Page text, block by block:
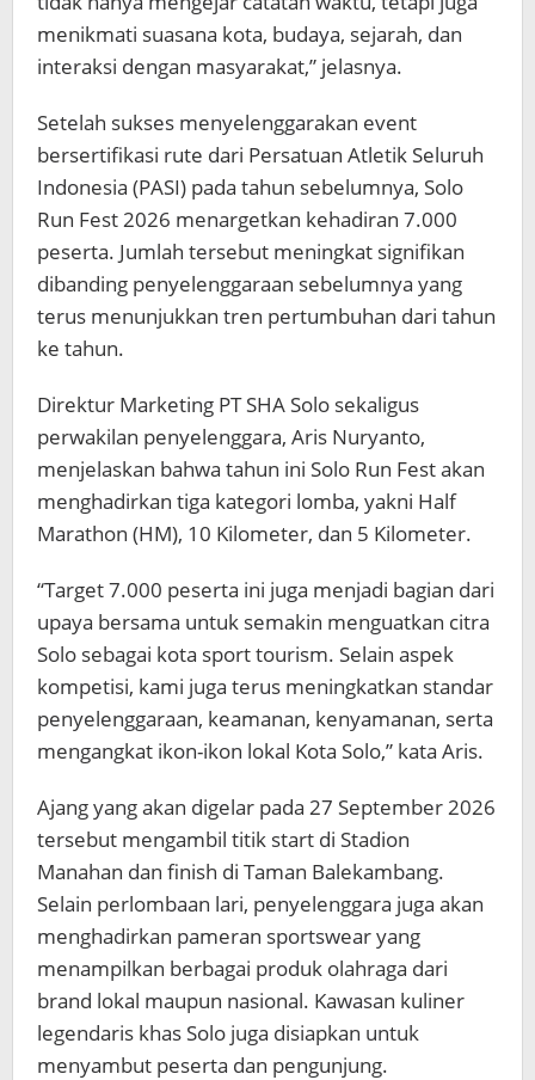
menikmati suasana kota, budaya, sejarah, dan
interaksi dengan masyarakat,” jelasnya.
Setelah sukses menyelenggarakan event
bersertifikasi rute dari Persatuan Atletik Seluruh
Indonesia (PASI) pada tahun sebelumnya, Solo
Run Fest 2026 menargetkan kehadiran 7.000
peserta. Jumlah tersebut meningkat signifikan
dibanding penyelenggaraan sebelumnya yang
terus menunjukkan tren pertumbuhan dari tahun
ke tahun.
Direktur Marketing PT SHA Solo sekaligus
perwakilan penyelenggara, Aris Nuryanto,
menjelaskan bahwa tahun ini Solo Run Fest akan
menghadirkan tiga kategori lomba, yakni Half
Marathon (HM), 10 Kilometer, dan 5 Kilometer.
“Target 7.000 peserta ini juga menjadi bagian dari
upaya bersama untuk semakin menguatkan citra
Solo sebagai kota sport tourism. Selain aspek
kompetisi, kami juga terus meningkatkan standar
penyelenggaraan, keamanan, kenyamanan, serta
mengangkat ikon-ikon lokal Kota Solo,” kata Aris.
Ajang yang akan digelar pada 27 September 2026
tersebut mengambil titik start di Stadion
Manahan dan finish di Taman Balekambang.
Selain perlombaan lari, penyelenggara juga akan
menghadirkan pameran sportswear yang
menampilkan berbagai produk olahraga dari
brand lokal maupun nasional. Kawasan kuliner
legendaris khas Solo juga disiapkan untuk
menyambut peserta dan pengunjung.